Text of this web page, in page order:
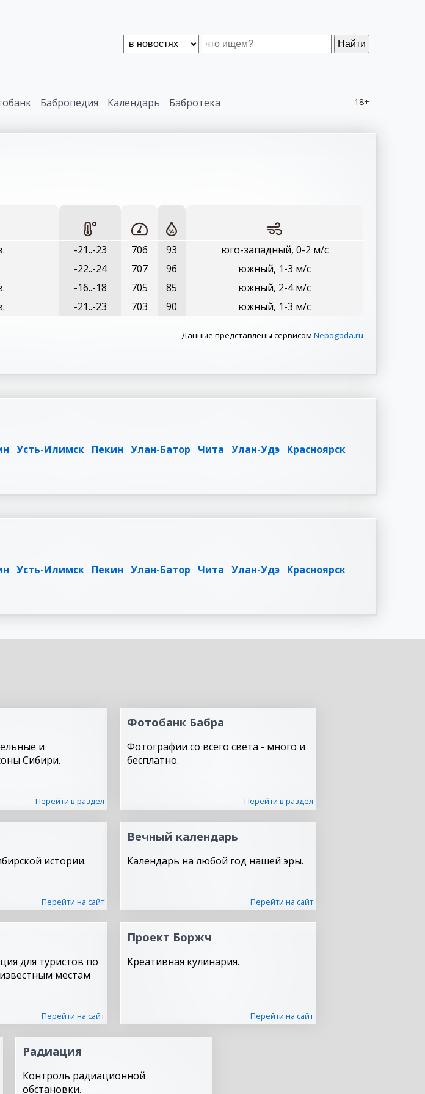
Найти
18+
Бабропедия Календарь Бабротека
-21..-23 706 93
юго-западный, 0-2 м/с
-22..-24 707 96
южный, 1-3 м/с
-16..-18 705 85
южный, 2-4 м/с
-21..-23 703 90 южный, 1-3 м/с
Данные представлены сервисом Nepogoda.ru
Усть-Илимск Пекин Улан-Батор Чита Улан-Удэ Красноярск
Усть-Илимск Пекин Улан-Батор Чита Улан-Удэ Красноярск
и
Сибири.
Перейти в раздел
Фотобанк Бабра
Фотографии со всего света - много и
бесплатно.
Перейти в раздел
истории.
Перейти на сайт
Вечный календарь
Календарь на любой год нашей эры.
Перейти на сайт
для туристов по
местам
Перейти на сайт
Проект Боржч
Креативная кулинария.
Перейти на сайт
Радиация
Контроль радиационной
обстановки.